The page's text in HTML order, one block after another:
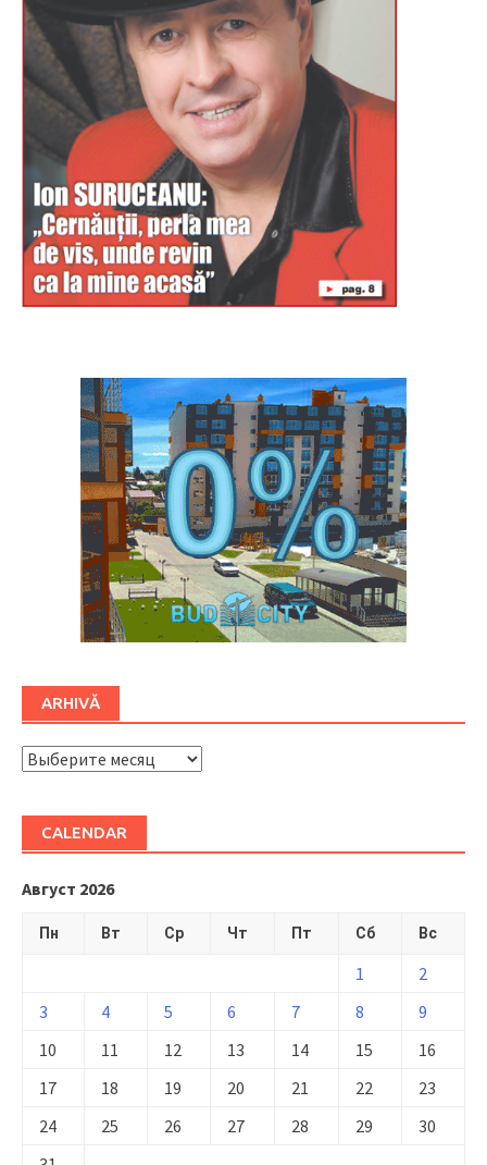
ARHIVĂ
ARHIVĂ
CALENDAR
Август 2026
Пн Вт Ср Чт Пт Сб Вс
1
2
3
4 5 6 7 8
9
10
11 12 13 14 15
16
17
18 19 20 21 22
23
24
25 26 27 28 29
30